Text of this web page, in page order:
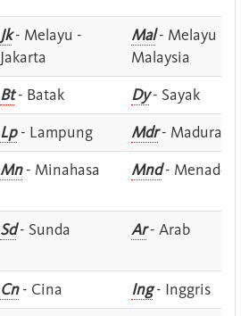
Jk- Melayu -
Jakarta
Mal- Melayu -
Malaysia
Bt- Batak Dy- Sayak
Lp- Lampung Mdr- Madura
Mn- Minahasa Mnd- Menado
Sd- Sunda Ar- Arab
Cn- Cina Ing- Inggris